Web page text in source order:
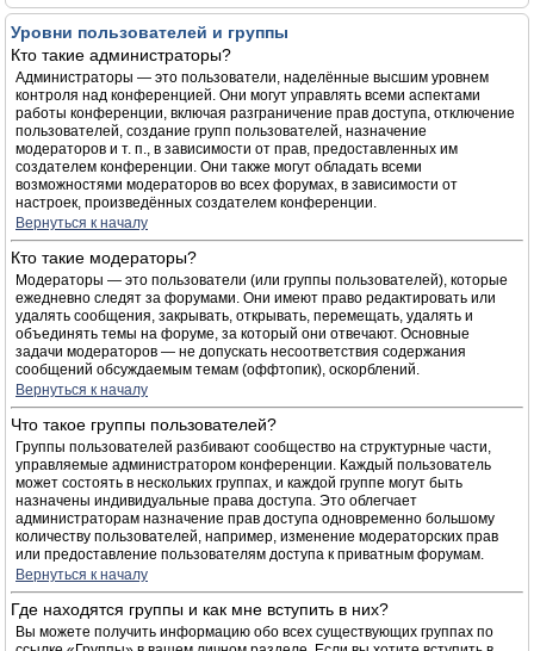
Уровни пользователей и группы
Кто такие администраторы?
Администраторы — это пользователи, наделённые высшим уровнем
контроля над конференцией. Они могут управлять всеми аспектами
работы конференции, включая разграничение прав доступа, отключение
пользователей, создание групп пользователей, назначение
модераторов и т. п., в зависимости от прав, предоставленных им
создателем конференции. Они также могут обладать всеми
возможностями модераторов во всех форумах, в зависимости от
настроек, произведённых создателем конференции.
Вернуться к началу
Кто такие модераторы?
Модераторы — это пользователи (или группы пользователей), которые
ежедневно следят за форумами. Они имеют право редактировать или
удалять сообщения, закрывать, открывать, перемещать, удалять и
объединять темы на форуме, за который они отвечают. Основные
задачи модераторов — не допускать несоответствия содержания
сообщений обсуждаемым темам (оффтопик), оскорблений.
Вернуться к началу
Что такое группы пользователей?
Группы пользователей разбивают сообщество на структурные части,
управляемые администратором конференции. Каждый пользователь
может состоять в нескольких группах, и каждой группе могут быть
назначены индивидуальные права доступа. Это облегчает
администраторам назначение прав доступа одновременно большому
количеству пользователей, например, изменение модераторских прав
или предоставление пользователям доступа к приватным форумам.
Вернуться к началу
Где находятся группы и как мне вступить в них?
Вы можете получить информацию обо всех существующих группах по